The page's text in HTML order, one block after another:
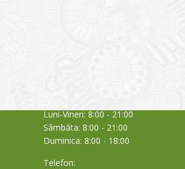
Luni-Vineri: 8:00 - 21:00
Sâmbăta: 8:00 - 21:00
Duminica: 8:00 - 18:00
Telefon: